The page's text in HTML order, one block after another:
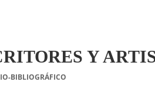
Y
BIBLIOGRÁFICO